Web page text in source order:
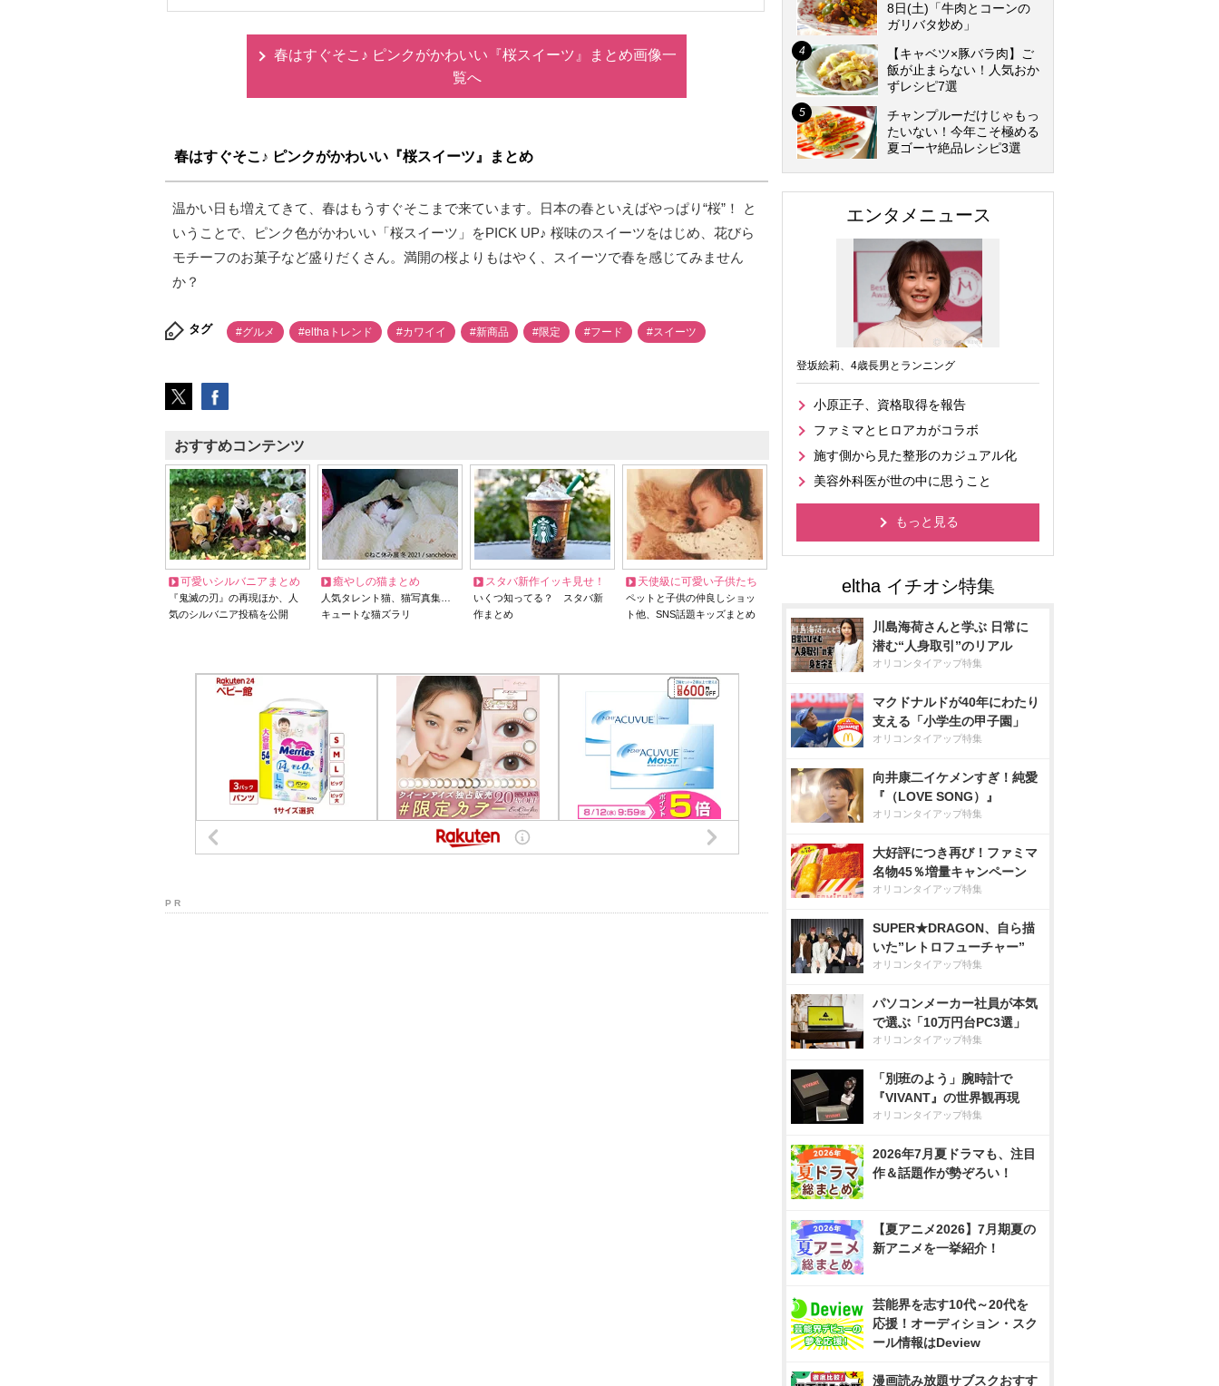
春はすぐそこ♪ ピンクがかわいい『桜スイーツ』まとめ画像一
覧へ
春はすぐそこ♪ ピンクがかわいい『桜スイーツ』まとめ
温かい日も増えてきて、春はもうすぐそこまで来ています。日本の春といえばやっぱり“桜”！ と
いうことで、ピンク色がかわいい「桜スイーツ」をPICK UP♪ 桜味のスイーツをはじめ、花びら
モチーフのお菓子など盛りだくさん。満開の桜よりもはやく、スイーツで春を感じてみません
か？
タグ #グルメ #elthaトレンド #カワイイ #新商品 #限定 #フード #スイーツ
おすすめコンテンツ
可愛いシルバニアまとめ
『鬼滅の刃』の再現ほか、人
気のシルバニア投稿を公開
癒やしの猫まとめ
人気タレント猫、猫写真集…
キュートな猫ズラリ
スタバ新作イッキ見せ！
いくつ知ってる？ スタバ新
作まとめ
天使級に可愛い子供たち
ペットと子供の仲良しショッ
ト他、SNS話題キッズまとめ
P R
8日(土)「牛肉とコーンの
ガリバタ炒め」
【キャベツ×豚バラ肉】ご
飯が止まらない！人気おか
ずレシピ7選
チャンプルーだけじゃもっ
たいない！今年こそ極める
夏ゴーヤ絶品レシピ3選
エンタメニュース
登坂絵莉、4歳長男とランニング
小原正子、資格取得を報告
ファミマとヒロアカがコラボ
施す側から見た整形のカジュアル化
美容外科医が世の中に思うこと
もっと見る
川島海荷さんと学ぶ 日常に
潜む“人身取引”のリアル
オリコンタイアップ特集
マクドナルドが40年にわたり
支える「小学生の甲子園」
オリコンタイアップ特集
向井康二イケメンすぎ！純愛
『（LOVE SONG）』
オリコンタイアップ特集
大好評につき再び！ファミマ
名物45％増量キャンペーン
オリコンタイアップ特集
SUPER★DRAGON、自ら描
いた”レトロフューチャー”
オリコンタイアップ特集
パソコンメーカー社員が本気
で選ぶ「10万円台PC3選」
オリコンタイアップ特集
「別班のよう」腕時計で
『VIVANT』の世界観再現
オリコンタイアップ特集
2026年7月夏ドラマも、注目
作＆話題作が勢ぞろい！
【夏アニメ2026】7月期夏の
新アニメを一挙紹介！
芸能界を志す10代～20代を
応援！オーディション・スク
ール情報はDeview
漫画読み放題サブスクおすす